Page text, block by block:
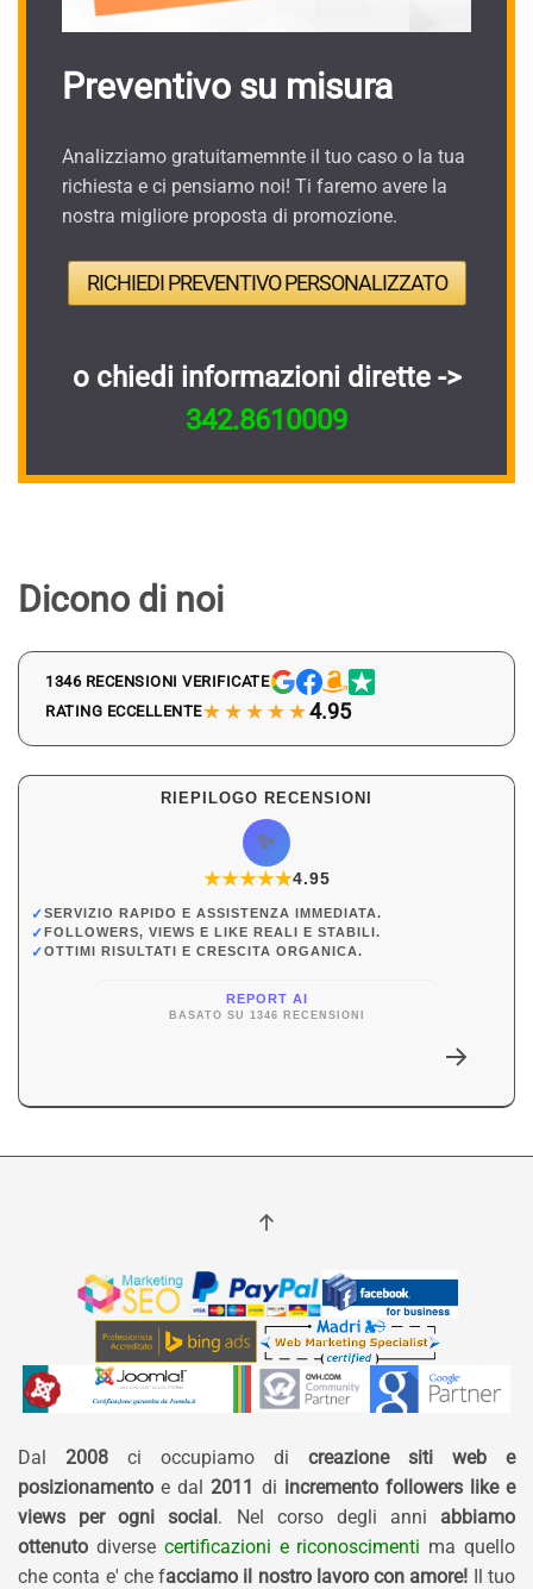
Preventivo su misura
Analizziamo gratuitamemnte il tuo caso o la tua
richiesta e ci pensiamo noi! Ti faremo avere la
nostra migliore proposta di promozione.
RICHIEDI PREVENTIVO PERSONALIZZATO
o chiedi informazioni dirette ->
342.8610009
Dicono di noi
1346 RECENSIONI VERIFICATE
RATING ECCELLENTE★★★★★4.95
RIEPILOGO RECENSIONI
✨
★★★★★
★4.95
✓SERVIZIO RAPIDO E ASSISTENZA IMMEDIATA.
✓FOLLOWERS, VIEWS E LIKE REALI E STABILI.
✓OTTIMI RISULTATI E CRESCITA ORGANICA.
REPORT AI
BASATO SU 1346 RECENSIONI
Dal 2008 ci occupiamo di creazione siti web e
posizionamento e dal 2011 di incremento followers like e
views per ogni social. Nel corso degli anni abbiamo
ottenuto diverse certificazioni e riconoscimenti ma quello
che conta e' che facciamo il nostro lavoro con amore! Il tuo